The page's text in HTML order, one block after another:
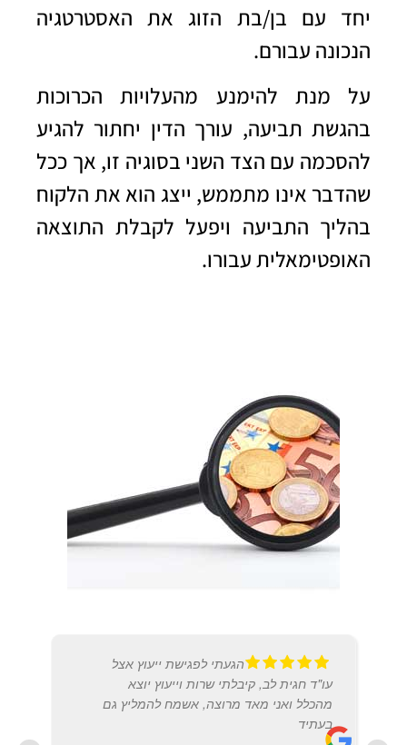
יחד עם בן/בת הזוג את האסטרטגיה
הנכונה עבורם.
על מנת להימנע מהעלויות הכרוכות
בהגשת תביעה, עורך הדין יחתור להגיע
להסכמה עם הצד השני בסוגיה זו, אך ככל
שהדבר אינו מתממש, ייצג הוא את הלקוח
בהליך התביעה ויפעל לקבלת התוצאה
האופטימאלית עבורו.
הגעתי לפגישת ייעוץ אצל
עו"ד חגית לב, קיבלתי שרות וייעוץ יוצא
מהכלל ואני מאד מרוצה, אשמח להמליץ גם
בעתיד